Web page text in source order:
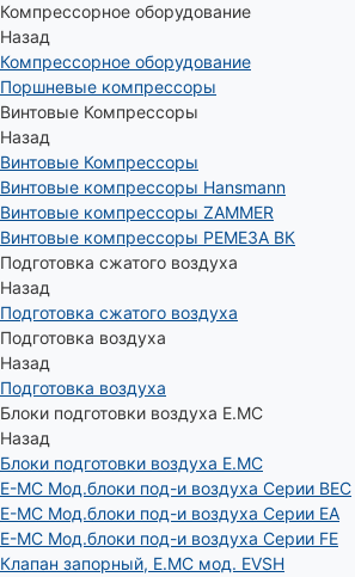
Компрессорное оборудование
Назад
Компрессорное оборудование
Поршневые компрессоры
Винтовые Компрессоры
Назад
Винтовые Компрессоры
Винтовые компрессоры Hansmann
Винтовые компрессоры ZAMMER
Винтовые компрессоры РЕМЕЗА ВК
Подготовка сжатого воздуха
Назад
Подготовка сжатого воздуха
Подготовка воздуха
Назад
Подготовка воздуха
Блоки подготовки воздуха E.MC
Назад
Блоки подготовки воздуха E.MC
E-MC Мод.блоки под-и воздуха Серии BEC
E-MC Мод.блоки под-и воздуха Серии EA
E-MC Мод.блоки под-и воздуха Серии FE
Клапан запорный, E.MC мод. EVSH